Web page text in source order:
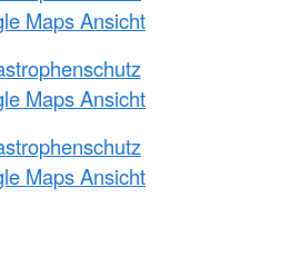
Maps Ansicht
Maps Ansicht
Maps Ansicht